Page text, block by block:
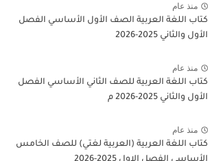
منذ عام
كتاب اللغة العربية الصف الأول الأساسي الفصل
الأول والثاني 2025-2026
منذ عام
كتاب اللغة العربية للصف الثاني الأساسي الفصل
الأول والثاني 2025-2026 م
منذ عام
كتاب اللغة العربية (العربية لغتي) للصف الخامس